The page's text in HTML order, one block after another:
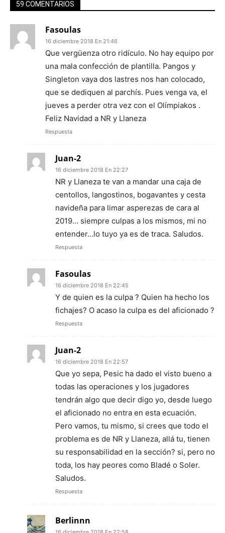
59 COMENTARIOS
Fasoulas
16 diciembre 2018 En 21:46
Que vergüenza otro ridículo. No hay equipo por
una mala confección de plantilla. Pangos y
Singleton vaya dos lastres nos han colocado,
que se dediquen al parchís. Pues venga va, el
jueves a perder otra vez con el Olímpiakos .
Feliz Navidad a NR y Llaneza
Respuesta
Juan-2
16 diciembre 2018 En 22:27
NR y Llaneza te van a mandar una caja de
centollos, langostinos, bogavantes y cesta
navideña para limar asperezas de cara al
2019… siempre culpas a los mismos, mi no
entender…lo tuyo ya es de traca. Saludos.
Respuesta
Fasoulas
16 diciembre 2018 En 22:45
Y de quien es la culpa ? Quien ha hecho los
fichajes? O acaso la culpa es del aficionado ?
Respuesta
Juan-2
16 diciembre 2018 En 22:57
Que yo sepa, Pesic ha dado el visto bueno a
todas las operaciones y los jugadores
tendrán algo que decir digo yo, desde luego
el aficionado no entra en esta ecuación.
Pero vamos, tu mismo, si crees que todo el
problema es de NR y Llaneza, allá tu, tienen
su responsabilidad en la sección? si, pero no
toda, los hay peores como Bladé o Soler.
Saludos.
Respuesta
Berlinnn